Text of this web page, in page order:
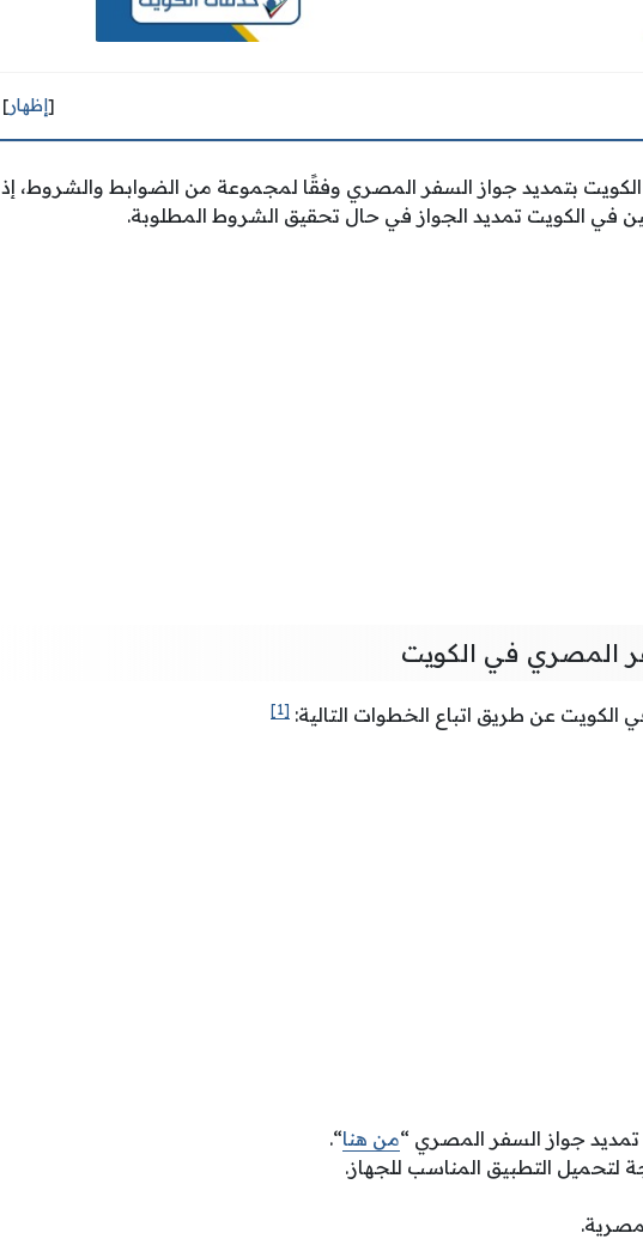
[إظهار]
بتمديد جواز السفر المصري وفقًا لمجموعة من الضوابط والشروط، إذ
في الكويت تمديد الجواز في حال تحقيق الشروط المطلوبة.
المصري في الكويت
عن طريق اتباع الخطوات التالية: [1]
جواز السفر المصري “من هنا“.
لتحميل التطبيق المناسب للجهاز.